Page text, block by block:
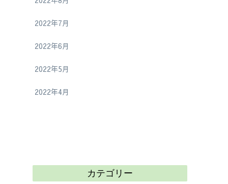
2022年7月
2022年6月
2022年5月
2022年4月
カテゴリー